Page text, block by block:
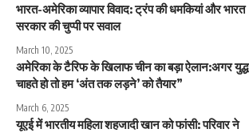
भारत-अमेरिका व्यापार विवाद: ट्रंप की धमकियां और भारत
सरकार की चुप्पी पर सवाल
March 10, 2025
अमेरिका के टैरिफ के खिलाफ चीन का बड़ा ऐलान:अगर युद्ध
चाहते हो तो हम ‘अंत तक लड़ने’ को तैयार”
March 6, 2025
यूएई में भारतीय महिला शहजादी खान को फांसी: परिवार ने